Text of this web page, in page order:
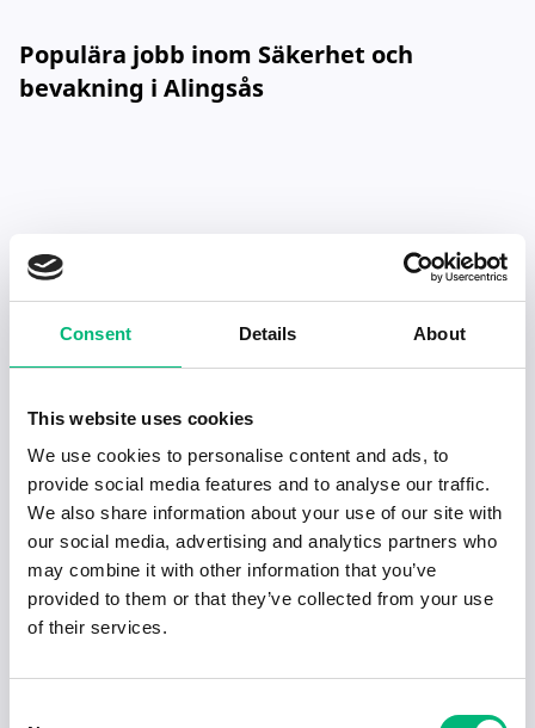
Consent Details About
This website uses cookies
We use cookies to personalise content and ads, to
provide social media features and to analyse our traffic.
We also share information about your use of our site with
our social media, advertising and analytics partners who
may combine it with other information that you’ve
provided to them or that they’ve collected from your use
of their services.
Populära jobb inom Säkerhet och
bevakning i Alingsås
Senaste publiceringarna i Jobbnytt
Visa fler artiklar